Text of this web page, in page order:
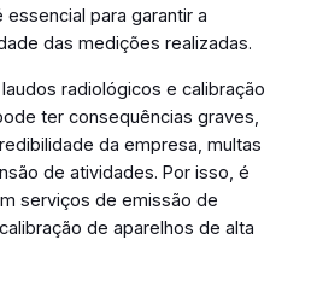
para garantir a
das medições realizadas.
radiológicos e calibração
ter consequências graves,
da empresa, multas
de atividades. Por isso, é
serviços de emissão de
de aparelhos de alta